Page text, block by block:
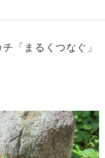
「まるくつなぐ」